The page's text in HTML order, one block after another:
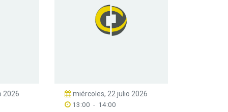
2026
miércoles, 22 julio 2026
13:00 - 14:00